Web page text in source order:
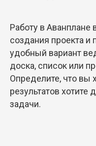
Работу в Аванплане
создания проекта и
удобный вариант
доска, список или
Определите, что вы
результатов хотите
задачи.